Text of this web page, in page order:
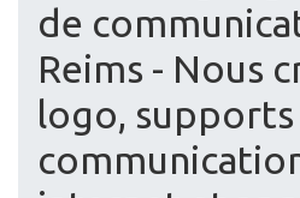
de
Reims - Nous
logo, supports